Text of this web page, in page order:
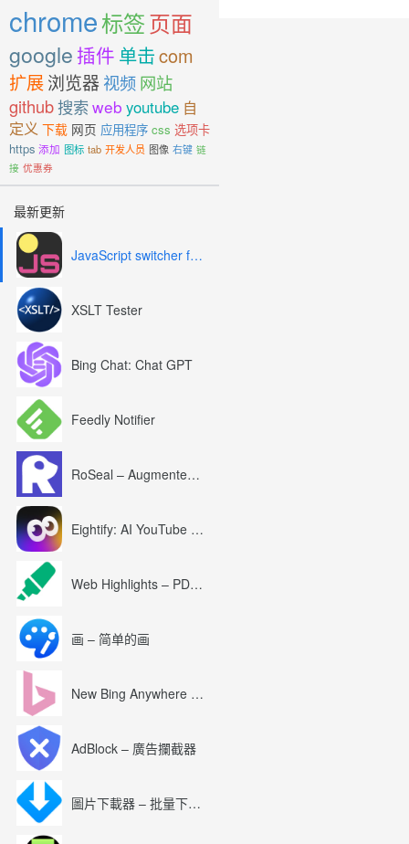
chrome标签页面
google 插件 单击com
扩展浏览器 视频网站
github搜索web youtube 自
定义 下载 网页 应用程序 css 选项卡
https 添加 图标 tab 开发人员 图像 右键 链
接 优惠券
最新更新
JavaScript switcher for SEO and development
XSLT Tester
Bing Chat: Chat GPT
Feedly Notifier
RoSeal – Augmented Roblox Experience
Eightify: AI YouTube Summary with ChatGPT
Web Highlights – PDF & Web Highlighter
画 – 简单的画
New Bing Anywhere (Bing Chat GPT-4)
AdBlock – 廣告攔截器
圖片下載器 – 批量下載圖片